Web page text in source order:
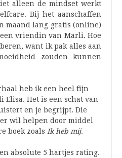
alleen de mindset werkt
Bij het aanschaffen
maand lang gratis (online)
vriendin van Marli. Hoe
want ik pak alles aan
zouden kunnen
heb ik een heel fijn
Elisa. Het is een schat van
en je begrijpt. Die
wil helpen door middel
boek zoals Ik heb mij.
absolute 5 hartjes rating.